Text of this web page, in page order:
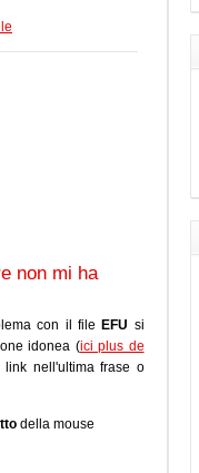
non mi ha
con il file EFU si
idonea (ici plus de
nell'ultima frase o
della mouse